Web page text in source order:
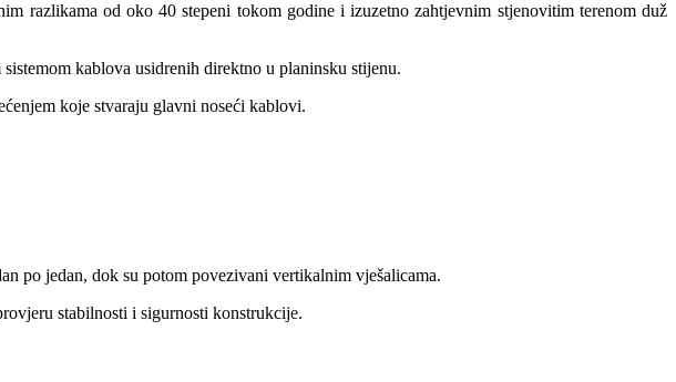
razlikama od oko 40 stepeni tokom godine i izuzetno zahtjevnim stjenovitim terenom duž
kablova usidrenih direktno u planinsku stijenu.
koje stvaraju glavni noseći kablovi.
po jedan, dok su potom povezivani vertikalnim vješalicama.
stabilnosti i sigurnosti konstrukcije.